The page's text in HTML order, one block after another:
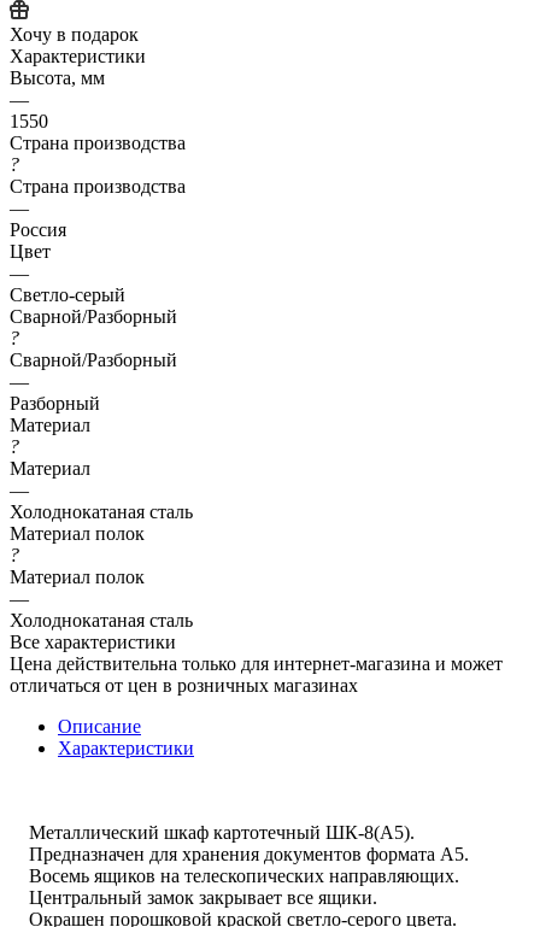
Хочу в подарок
Характеристики
Высота, мм
—
1550
Страна производства
?
Страна производства
—
Россия
Цвет
—
Светло-серый
Сварной/Разборный
?
Сварной/Разборный
—
Разборный
Материал
?
Материал
—
Холоднокатаная сталь
Материал полок
?
Материал полок
—
Холоднокатаная сталь
Все характеристики
Цена действительна только для интернет-магазина и может
отличаться от цен в розничных магазинах
Описание
Характеристики
Металлический шкаф картотечный ШК-8(A5).
Предназначен для хранения документов формата А5.
Восемь ящиков на телескопических направляющих.
Центральный замок закрывает все ящики.
Окрашен порошковой краской светло-серого цвета.